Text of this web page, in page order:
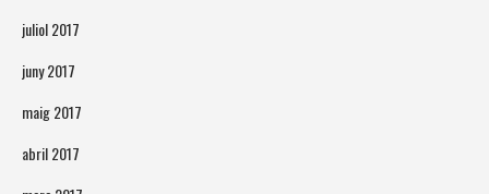
juliol 2017
juny 2017
maig 2017
abril 2017